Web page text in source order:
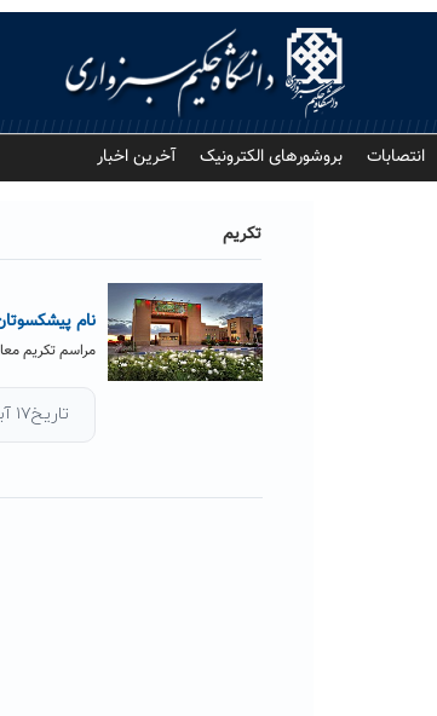
انتصابات بروشورهای الکترونیک آخرین اخبار
تکریم
نام
مراسم تکریم
تاریخ۱۷ آبان ۱۳۹۴